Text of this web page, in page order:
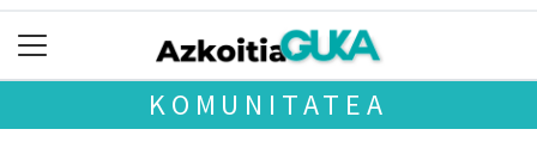
KOMUNITATEA